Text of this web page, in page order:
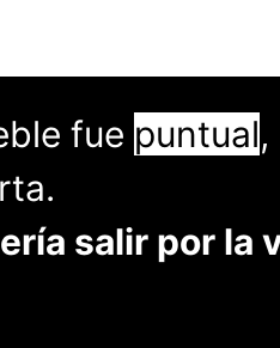
fue puntual
salir por la